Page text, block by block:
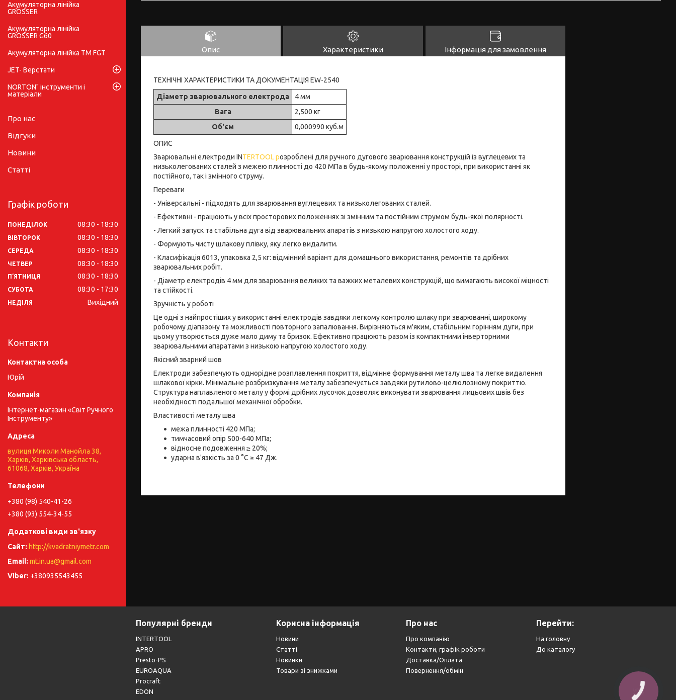
Опис Характеристики Інформація для замовлення
ТЕХНІЧНІ ХАРАКТЕРИСТИКИ ТА ДОКУМЕНТАЦІЯ EW-2540
Діаметр зварювального електрода
4 мм
Вага
2,500 кг
Об'єм
0,000990 куб.м
ОПИС
Зварювальні електроди INTERTOOL розроблені для ручного дугового зварювання конструкцій із вуглецевих та
низьколегованих сталей з межею плинності до 420 МПа в будь-якому положенні у просторі, при використанні як
постійного, так і змінного струму.
Переваги
- Універсальні - підходять для зварювання вуглецевих та низьколегованих сталей.
- Ефективні - працюють у всіх просторових положеннях зі змінним та постійним струмом будь-якої полярності.
- Легкий запуск та стабільна дуга від зварювальних апаратів з низькою напругою холостого ходу.
- Формують чисту шлакову плівку, яку легко видалити.
- Класифікація 6013, упаковка 2,5 кг: відмінний варіант для домашнього використання, ремонтів та дрібних
зварювальних робіт.
- Діаметр електродів 4 мм для зварювання великих та важких металевих конструкцій, що вимагають високої міцності
та стійкості.
Зручність у роботі
Це одні з найпростіших у використанні електродів завдяки легкому контролю шлаку при зварюванні, широкому
робочому діапазону та можливості повторного запалювання. Вирізняються м'яким, стабільним горінням дуги, при
цьому утворюється дуже мало диму та бризок. Ефективно працюють разом із компактними інверторними
зварювальними апаратами з низькою напругою холостого ходу.
Якісний зварний шов
Електроди забезпечують однорідне розплавлення покриття, відмінне формування металу шва та легке видалення
шлакової кірки. Мінімальне розбризкування металу забезпечується завдяки рутилово-целюлозному покриттю.
Структура наплавленого металу у формі дрібних лусочок дозволяє виконувати зварювання лицьових швів без
необхідності подальшої механічної обробки.
Властивості металу шва
межа плинності 420 МПа;
тимчасовий опір 500-640 МПа;
відносне подовження ≥ 20%;
ударна в'язкість за 0 °С ≥ 47 Дж.
Акумуляторна лінійка
GRÖSSER
Акумуляторна лінійка
GRÖSSER G60
Акумуляторна лінійка ТМ FGT
JET- Верстати
NORTON" інструменти і
матеріали
Про нас
Відгуки
Новини
Статті
Графік роботи
ПОНЕДІЛОК 08:30 18:30
ВІВТОРОК 08:30 18:30
СЕРЕДА 08:30 18:30
ЧЕТВЕР 08:30 18:30
ПʼЯТНИЦЯ 08:30 18:30
СУБОТА 08:30 17:30
НЕДІЛЯ Вихідний
Контакти
Юрій
Інтернет-магазин «Світ Ручного
Інструменту»
вулиця Миколи Манойла 38,
Харків, Харківська область,
61068, Харків, Україна
+380 (98) 540-41-26
+380 (93) 554-34-55
http://kvadratniymetr.com
mt.in.ua@gmail.com
+380935543455
Популярні бренди
INTERTOOL
APRO
Presto-PS
EUROAQUA
Procraft
EDON
Корисна інформація
Новини
Статті
Новинки
Товари зі знижками
Про нас
Про компанію
Контакти, графік роботи
Доставка/Оплата
Повернення/обмін
Перейти:
На головну
До каталогу
КНОПКА
ЗВ'ЯЗКУ